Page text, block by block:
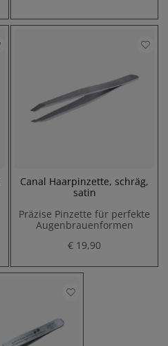
Canal Haarpinzette, schräg,
satin
Präzise Pinzette für perfekte
Augenbrauenformen
€ 19,90